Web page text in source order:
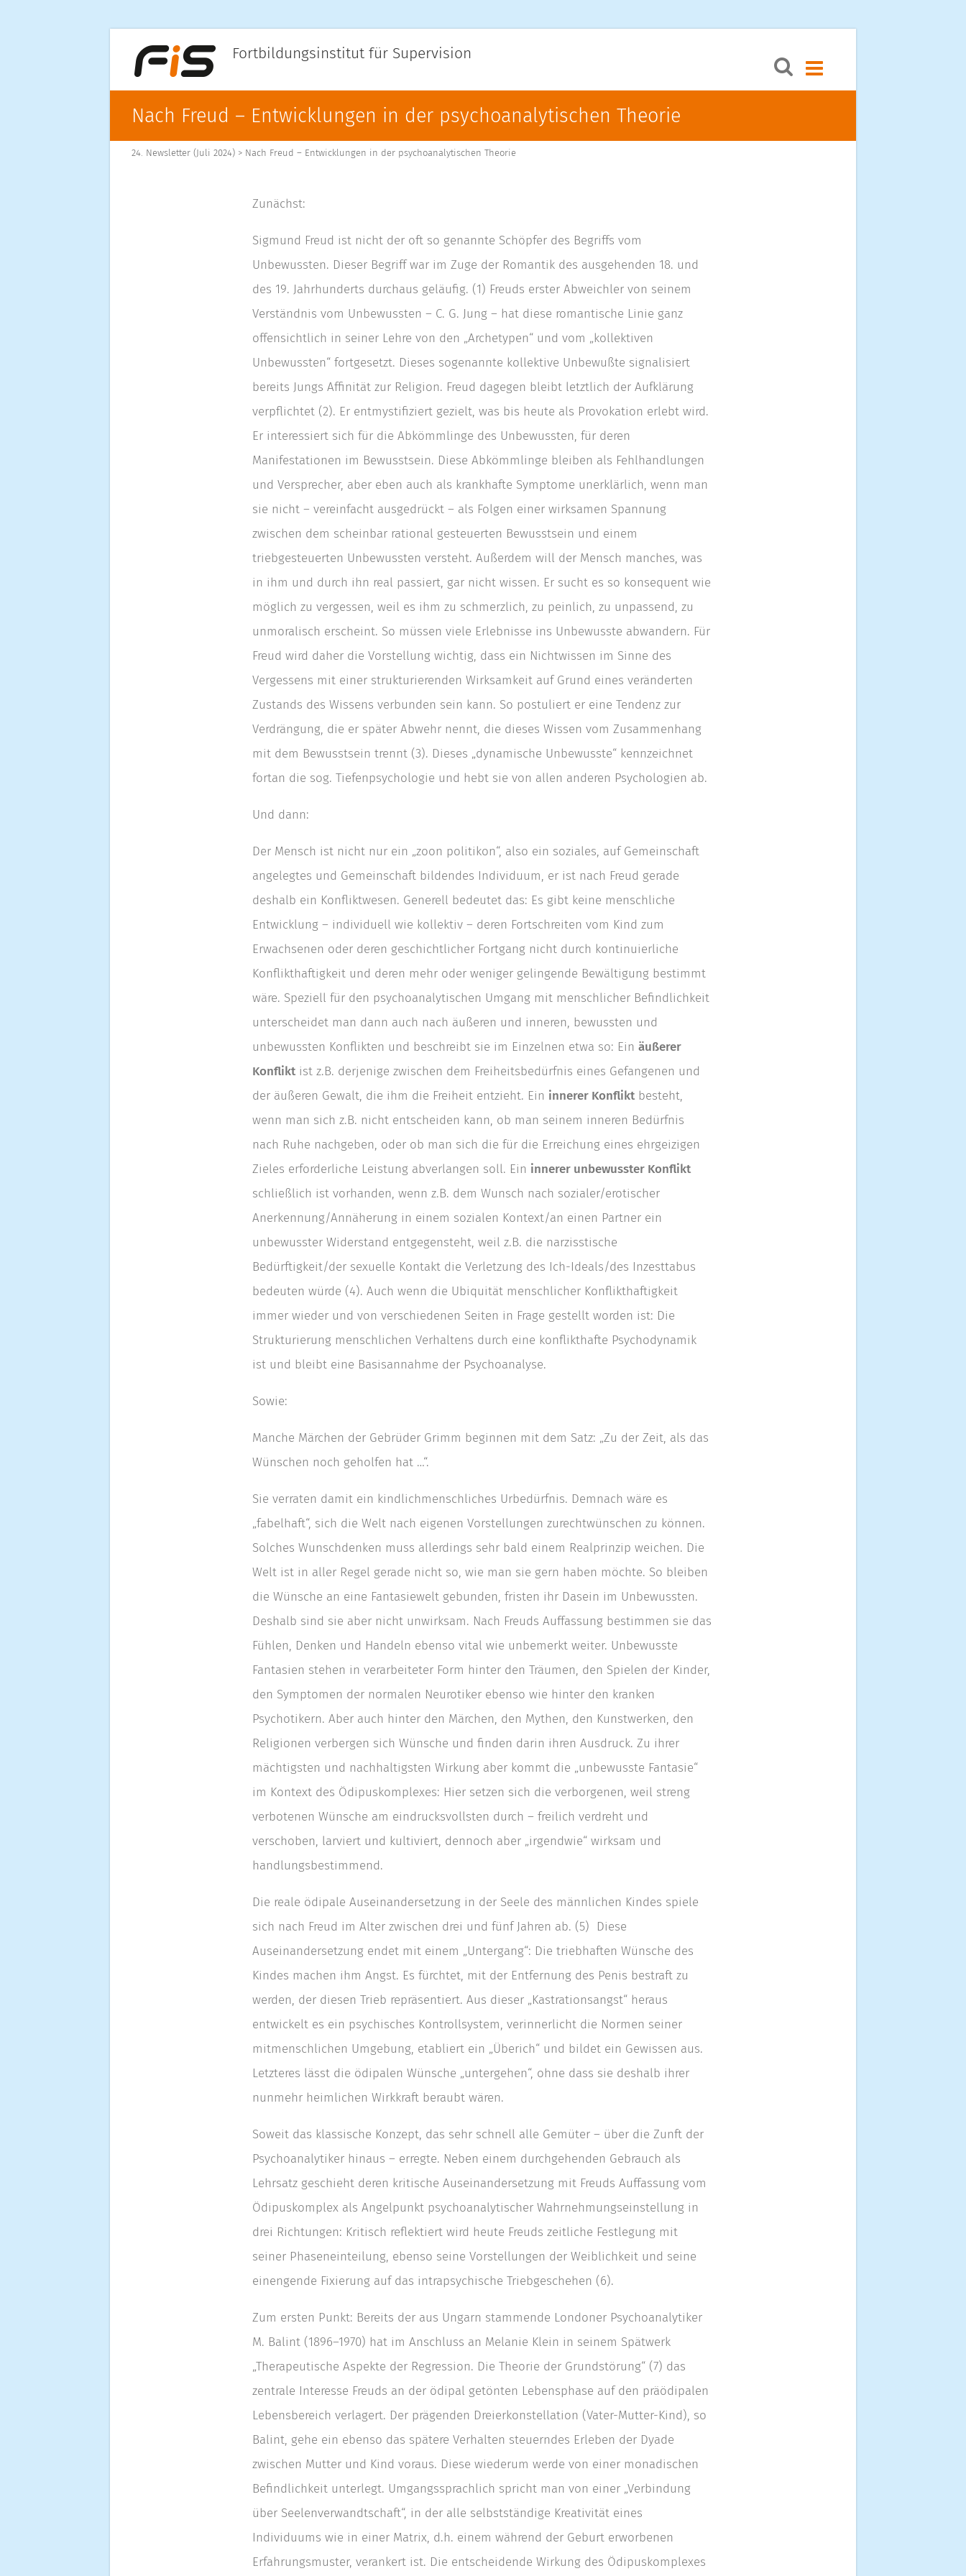
Fortbildungsinstitut für Supervision
Menü öffnen
Nach Freud – Entwicklungen in der psychoanalytischen Theorie
24. Newsletter (Juli 2024) > Nach Freud – Entwicklungen in der psychoanalytischen Theorie
Zunächst:
Sigmund Freud ist nicht der oft so genannte Schöpfer des Begriffs vom
Unbewussten. Dieser Begriff war im Zuge der Romantik des ausgehenden 18. und
des 19. Jahrhunderts durchaus geläufig. (1) Freuds erster Abweichler von seinem
Verständnis vom Unbewussten – C. G. Jung – hat diese romantische Linie ganz
offensichtlich in seiner Lehre von den „Archetypen“ und vom „kollektiven
Unbewussten“ fortgesetzt. Dieses sogenannte kollektive Unbewußte signalisiert
bereits Jungs Affinität zur Religion. Freud dagegen bleibt letztlich der Aufklärung
verpflichtet (2). Er entmystifiziert gezielt, was bis heute als Provokation erlebt wird.
Er interessiert sich für die Abkömmlinge des Unbewussten, für deren
Manifestationen im Bewusstsein. Diese Abkömmlinge bleiben als Fehlhandlungen
und Versprecher, aber eben auch als krankhafte Symptome unerklärlich, wenn man
sie nicht – vereinfacht ausgedrückt – als Folgen einer wirksamen Spannung
zwischen dem scheinbar rational gesteuerten Bewusstsein und einem
triebgesteuerten Unbewussten versteht. Außerdem will der Mensch manches, was
in ihm und durch ihn real passiert, gar nicht wissen. Er sucht es so konsequent wie
möglich zu vergessen, weil es ihm zu schmerzlich, zu peinlich, zu unpassend, zu
unmoralisch erscheint. So müssen viele Erlebnisse ins Unbewusste abwandern. Für
Freud wird daher die Vorstellung wichtig, dass ein Nichtwissen im Sinne des
Vergessens mit einer strukturierenden Wirksamkeit auf Grund eines veränderten
Zustands des Wissens verbunden sein kann. So postuliert er eine Tendenz zur
Verdrängung, die er später Abwehr nennt, die dieses Wissen vom Zusammenhang
mit dem Bewusstsein trennt (3). Dieses „dynamische Unbewusste“ kennzeichnet
fortan die sog. Tiefenpsychologie und hebt sie von allen anderen Psychologien ab.
Und dann:
Der Mensch ist nicht nur ein „zoon politikon“, also ein soziales, auf Gemeinschaft
angelegtes und Gemeinschaft bildendes Individuum, er ist nach Freud gerade
deshalb ein Konfliktwesen. Generell bedeutet das: Es gibt keine menschliche
Entwicklung – individuell wie kollektiv – deren Fortschreiten vom Kind zum
Erwachsenen oder deren geschichtlicher Fortgang nicht durch kontinuierliche
Konflikthaftigkeit und deren mehr oder weniger gelingende Bewältigung bestimmt
wäre. Speziell für den psychoanalytischen Umgang mit menschlicher Befindlichkeit
unterscheidet man dann auch nach äußeren und inneren, bewussten und
unbewussten Konflikten und beschreibt sie im Einzelnen etwa so: Einäußerer
Konfliktist z.B. derjenige zwischen dem Freiheitsbedürfnis eines Gefangenen und
der äußeren Gewalt, die ihm die Freiheit entzieht. Ein innerer Konfliktbesteht,
wenn man sich z.B. nicht entscheiden kann, ob man seinem inneren Bedürfnis
nach Ruhe nachgeben, oder ob man sich die für die Erreichung eines ehrgeizigen
Zieles erforderliche Leistung abverlangen soll. Ein innerer unbewusster Konflikt
schließlich ist vorhanden, wenn z.B. dem Wunsch nach sozialer/erotischer
Anerkennung/Annäherung in einem sozialen Kontext/an einen Partner ein
unbewusster Widerstand entgegensteht, weil z.B. die narzisstische
Bedürftigkeit/der sexuelle Kontakt die Verletzung des Ich-Ideals/des Inzesttabus
bedeuten würde (4). Auch wenn die Ubiquität menschlicher Konflikthaftigkeit
immer wieder und von verschiedenen Seiten in Frage gestellt worden ist: Die
Strukturierung menschlichen Verhaltens durch eine konflikthafte Psychodynamik
ist und bleibt eine Basisannahme der Psychoanalyse.
Sowie:
Manche Märchen der Gebrüder Grimm beginnen mit dem Satz: „Zu der Zeit, als das
Wünschen noch geholfen hat …“.
Sie verraten damit ein kindlich­menschliches Urbedürfnis. Demnach wäre es
„fabelhaft“, sich die Welt nach eigenen Vorstellungen zurechtwünschen zu können.
Solches Wunschdenken muss allerdings sehr bald einem Realprinzip weichen. Die
Welt ist in aller Regel gerade nicht so, wie man sie gern haben möchte. So bleiben
die Wünsche an eine Fantasiewelt gebunden, fristen ihr Dasein im Unbewussten.
Deshalb sind sie aber nicht unwirksam. Nach Freuds Auffassung bestimmen sie das
Fühlen, Denken und Handeln ebenso vital wie unbemerkt weiter. Unbewusste
Fantasien stehen in verarbeiteter Form hinter den Träumen, den Spielen der Kinder,
den Symptomen der normalen Neurotiker ebenso wie hinter den kranken
Psychotikern. Aber auch hinter den Märchen, den Mythen, den Kunstwerken, den
Religionen verbergen sich Wünsche und finden darin ihren Ausdruck. Zu ihrer
mächtigsten und nachhaltigsten Wirkung aber kommt die „unbewusste Fantasie“
im Kontext des Ödipuskomplexes: Hier setzen sich die verborgenen, weil streng
verbotenen Wünsche am eindrucksvollsten durch – freilich verdreht und
verschoben, larviert und kultiviert, dennoch aber „irgendwie“ wirksam und
handlungsbestimmend.
Die reale ödipale Auseinandersetzung in der Seele des männlichen Kindes spiele
sich nach Freud im Alter zwischen drei und fünf Jahren ab. (5) Diese
Auseinandersetzung endet mit einem „Untergang“: Die triebhaften Wünsche des
Kindes machen ihm Angst. Es fürchtet, mit der Entfernung des Penis bestraft zu
werden, der diesen Trieb repräsentiert. Aus dieser „Kastrationsangst“ heraus
entwickelt es ein psychisches Kontrollsystem, verinnerlicht die Normen seiner
mitmenschlichen Umgebung, etabliert ein „Überich“ und bildet ein Gewissen aus.
Letzteres lässt die ödipalen Wünsche „untergehen“, ohne dass sie deshalb ihrer
nunmehr heimlichen Wirkkraft beraubt wären.
Soweit das klassische Konzept, das sehr schnell alle Gemüter – über die Zunft der
Psychoanalytiker hinaus – erregte. Neben einem durchgehenden Gebrauch als
Lehrsatz geschieht deren kritische Auseinandersetzung mit Freuds Auffassung vom
Ödipuskomplex als Angelpunkt psychoanalytischer Wahrnehmungseinstellung in
drei Richtungen: Kritisch reflektiert wird heute Freuds zeitliche Festlegung mit
seiner Phaseneinteilung, ebenso seine Vorstellungen der Weiblichkeit und seine
einengende Fixierung auf das intrapsychische Triebgeschehen (6).
Zum ersten Punkt: Bereits der aus Ungarn stammende Londoner Psychoanalytiker
M. Balint (1896­–1970) hat im Anschluss an Melanie Klein in seinem Spätwerk
„Therapeutische Aspekte der Regression. Die Theorie der Grundstörung“ (7) das
zentrale Interesse Freuds an der ödipal getönten Lebensphase auf den präödipalen
Lebensbereich verlagert. Der prägenden Dreierkonstellation (Vater-Mutter-Kind), so
Balint, gehe ein ebenso das spätere Verhalten steuerndes Erleben der Dyade
zwischen Mutter und Kind voraus. Diese wiederum werde von einer monadischen
Befindlichkeit unterlegt. Umgangssprachlich spricht man von einer „Verbindung
über Seelenverwandtschaft“, in der alle selbstständige Kreativität eines
Individuums wie in einer Matrix, d.h. einem während der Geburt erworbenen
Erfahrungsmuster, verankert ist. Die entscheidende Wirkung des Ödipuskomplexes